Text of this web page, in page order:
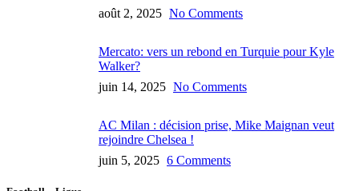
août 2, 2025 No Comments
Mercato: vers un rebond en Turquie pour Kyle
Walker?
juin 14, 2025 No Comments
AC Milan : décision prise, Mike Maignan veut
rejoindre Chelsea !
juin 5, 2025 6 Comments